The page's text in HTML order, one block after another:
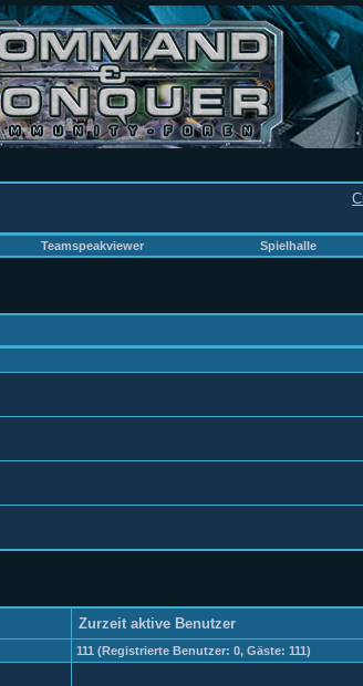
Teamspeakviewer Spielhalle
Zurzeit aktive Benutzer
111 (Registrierte Benutzer: 0, Gäste: 111)